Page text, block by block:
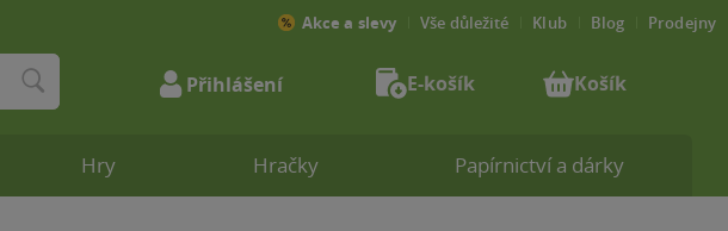
Hry Hračky Papírnictví a dárky
Akce a slevy Vše důležité Klub Blog Prodejny
Přihlášení E-košík Košík